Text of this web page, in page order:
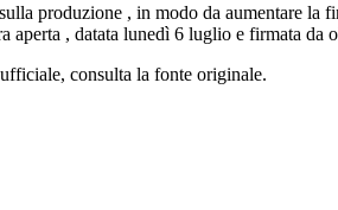
produzione , in modo da aumentare
aperta , datata lunedì 6 luglio e firmata
consulta la fonte originale.